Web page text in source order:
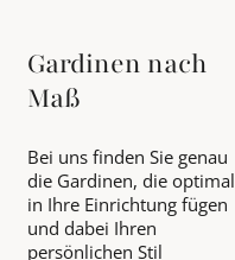
Gardinen nach
Maß
Bei uns finden Sie genau
die Gardinen, die optimal
in Ihre Einrichtung fügen
und dabei Ihren
persönlichen Stil